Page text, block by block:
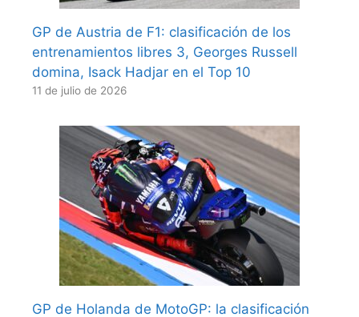
GP de Austria de F1: clasificación de los
entrenamientos libres 3, Georges Russell
domina, Isack Hadjar en el Top 10
11 de julio de 2026
GP de Holanda de MotoGP: la clasificación